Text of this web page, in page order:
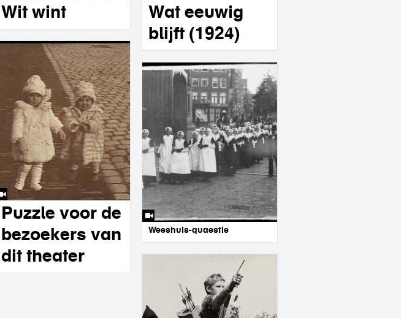
Wit wint
Wat eeuwig
blijft (1924)
Puzzle voor de
bezoekers van
dit theater
Weeshuis-quaestie